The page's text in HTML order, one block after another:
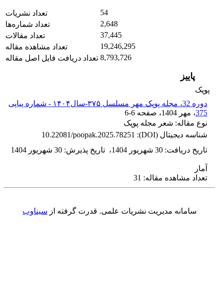
تعداد نشریات
54
تعداد شماره‌ها
2,648
تعداد مقالات
37,445
تعداد مشاهده مقاله
19,246,295
تعداد دریافت فایل اصل مقاله 8,793,726
پاییز
پوپک
دوره 32، مجله پوپک مهر مسلسل ۳۷۵-سال۱۴۰۴ - شماره پیاپی
375، مهر 1404 ، صفحه 6-6
نوع مقاله: شعر مجله پوپک
شناسه دیجیتال (DOI):
10.22081/poopak.2025.78251
تاریخ دریافت: 30 شهریور 1404 ، تاریخ پذیرش: 30 شهریور 1404
آمار
تعداد مشاهده مقاله: 31
سامانه مدیریت نشریات علمی. قدرت گرفته از سیناوب